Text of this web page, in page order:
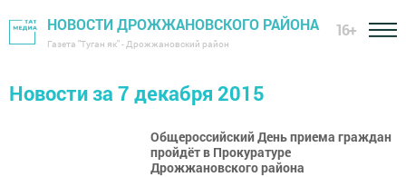
НОВОСТИ ДРОЖЖАНОВСКОГО РАЙОНА
Газета "Туган як" - Дрожжановский район
16+
Новости за 7 декабря 2015
Общероссийский День приема граждан
пройдёт в Прокуратуре
Дрожжановского района